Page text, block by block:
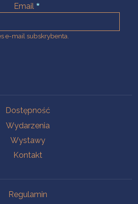
Email
e-mail subskrybenta.
Dostępność
Wydarzenia
Wystawy
Kontakt
Regulamin